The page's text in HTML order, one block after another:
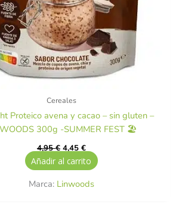
Cereales
Proteico avena y cacao – sin gluten –
300g -SUMMER FEST 🏖️
4,95€ 4,45 €
Añadir al carrito
Marca: Linwoods